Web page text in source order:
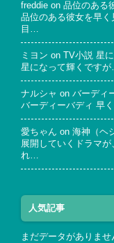
freddie on 品位のある
品位のある彼女を早
目…
ミヨン on
TV小説 星
星になって輝くです
ナルシャ on バーディ
バーディーバディ 早く
愛ちゃん on 海神（ヘ
展開していくドラマ
れ…
人気記事
まだデータがありませ